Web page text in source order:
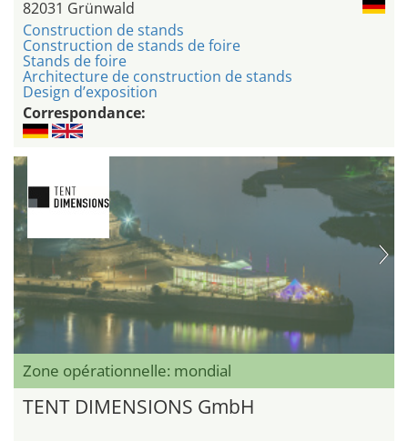
82031 Grünwald
Construction de stands
Construction de stands de foire
Stands de foire
Architecture de construction de stands
Design d’exposition
Correspondance:
Zone opérationnelle: mondial
TENT DIMENSIONS GmbH